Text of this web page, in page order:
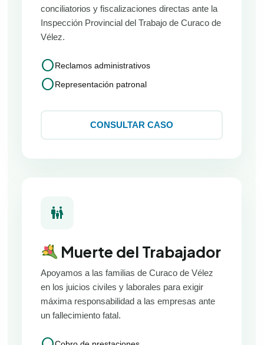
conciliatorios y fiscalizaciones directas ante la
Inspección Provincial del Trabajo de Curaco de
Vélez.
circleReclamos administrativos
circleRepresentación patronal
CONSULTAR CASO
family_restroom
Muerte del Trabajador
Apoyamos a las familias de Curaco de Vélez
en los juicios civiles y laborales para exigir
máxima responsabilidad a las empresas ante
un fallecimiento fatal.